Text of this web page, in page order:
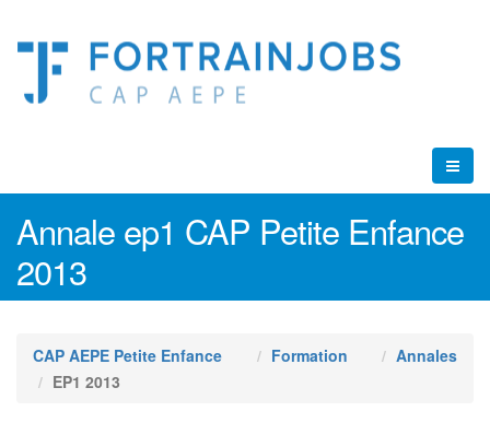
Annale ep1 CAP Petite Enfance
2013
CAP AEPE Petite Enfance Formation
Annales
EP1 2013